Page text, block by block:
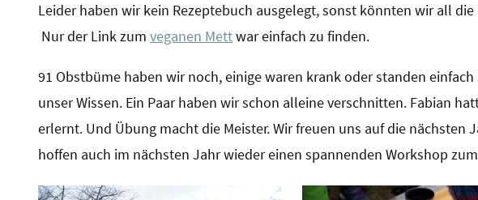
Leider haben wir kein Rezeptebuch ausgelegt, sonst könnten wir all
Nur der Link zum veganen Mettwar einfach zu finden.
91 Obstbüme haben wir noch, einige waren krank oder standen
unser Wissen. Ein Paar haben wir schon alleine verschnitten. Fabian
erlernt. Und Übung macht die Meister. Wir freuen uns auf die nächsten
hoffen auch im nächsten Jahr wieder einen spannenden Workshop